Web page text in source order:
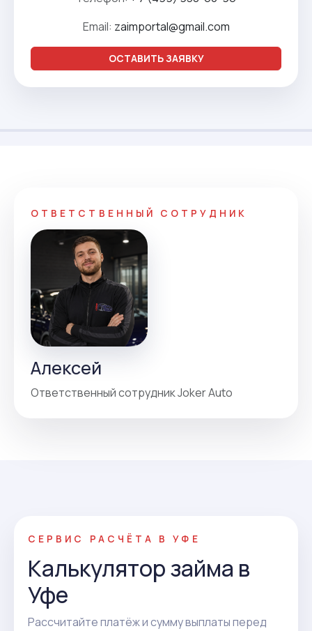
Email: zaimportal@gmail.com
ОСТАВИТЬ ЗАЯВКУ
ОТВЕТСТВЕННЫЙ СОТРУДНИК
Алексей
Ответственный сотрудник Joker Auto
СЕРВИС РАСЧЁТА В УФЕ
Калькулятор займа в
Уфе
Рассчитайте платёж и сумму выплаты перед